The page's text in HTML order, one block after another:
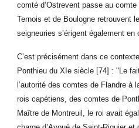
comté d’Ostrevent passe au
Ternois et de Boulogne retrouvent
seigneuries s’érigent également
C’est précisément dans ce
Ponthieu du XIe siècle [74] : "Le
l’autorité des comtes de Flandre à
rois capétiens, des comtes de
Maître de Montreuil, le roi avait